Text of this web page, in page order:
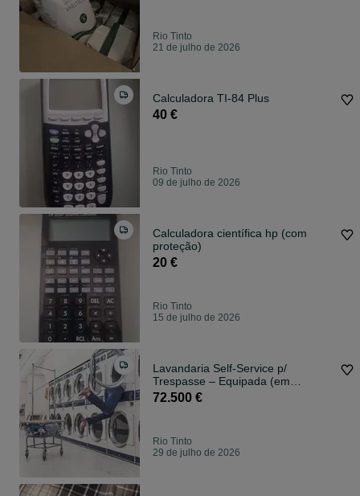
Rio Tinto
21 de julho de 2026
Calculadora TI-84 Plus
40 €
Rio Tinto
09 de julho de 2026
Calculadora científica hp (com
proteção)
20 €
Rio Tinto
15 de julho de 2026
Lavandaria Self-Service p/
Trespasse – Equipada (em
funcionamento)
72.500 €
Rio Tinto
29 de julho de 2026